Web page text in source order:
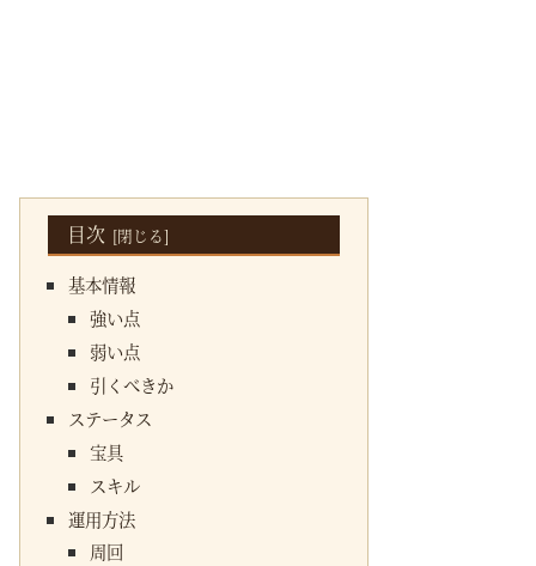
目次
基本情報
強い点
弱い点
引くべきか
ステータス
宝具
スキル
運用方法
周回